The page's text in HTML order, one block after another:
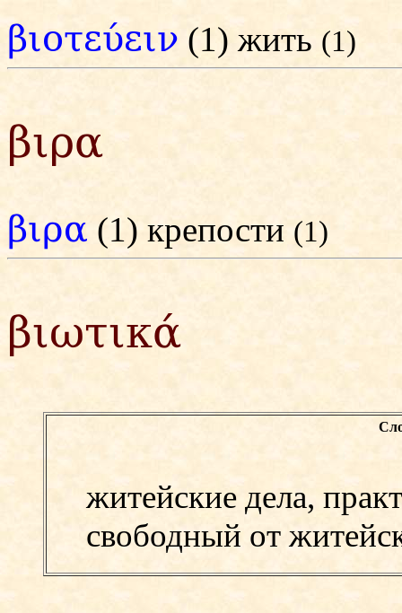
βιοτεύειν (1) жить (1)
βιρα
βιρα (1) крепости (1)
βιωτικά
житейские дела,
свободный от